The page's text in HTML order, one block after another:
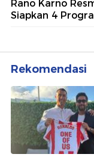
Berita Terkait
Walkot Bima